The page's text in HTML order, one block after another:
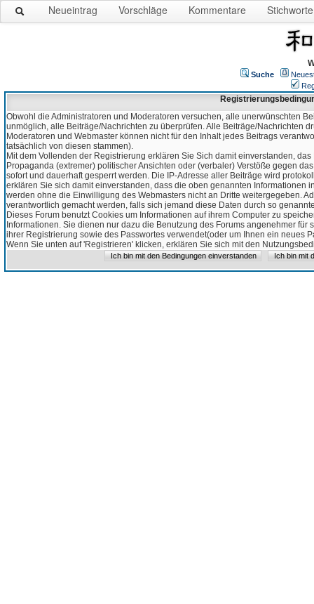
Neueintrag Vorschläge Kommentare Stichworte
Suche
Obwohl die Administratoren und Moderatoren versuchen, alle unerwünschten
unmöglich, alle Beiträge/Nachrichten zu überprüfen. Alle Beiträge/Nachrichten
Moderatoren und Webmaster können nicht für den Inhalt jedes Beitrags
tatsächlich von diesen stammen).
Mit dem Vollenden der Registrierung erklären Sie Sich damit einverstanden,
Propaganda (extremer) politischer Ansichten oder (verbaler) Verstöße gegen
sofort und dauerhaft gesperrt werden. Die IP-Adresse aller Beiträge wird
erklären Sie sich damit einverstanden, dass die oben genannten Informationen
werden ohne die Einwilligung des Webmasters nicht an Dritte weitergegeben.
verantwortlich gemacht werden, falls sich jemand diese Daten durch so
Dieses Forum benutzt Cookies um Informationen auf ihrem Computer zu
Informationen. Sie dienen nur dazu die Benutzung des Forums angenehmer
ihrer Registrierung sowie des Passwortes verwendet(oder um Ihnen ein neues
Wenn Sie unten auf 'Registrieren' klicken, erklären Sie sich mit den